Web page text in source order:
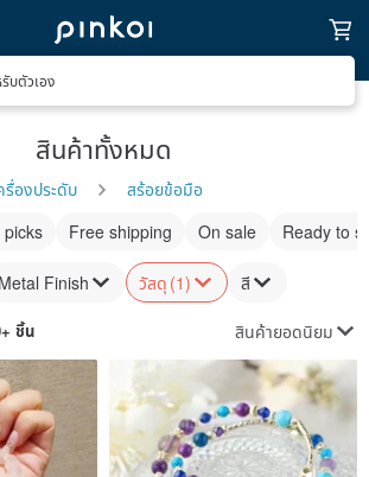
บตัวเอง
สินค้าทั้งหมด
รื่องประดับ
สร้อยข้อมือ
picks Free shipping On sale Ready to
Metal Finish วัสดุ (1) สี
ชิ้น สินค้ายอดนิยม